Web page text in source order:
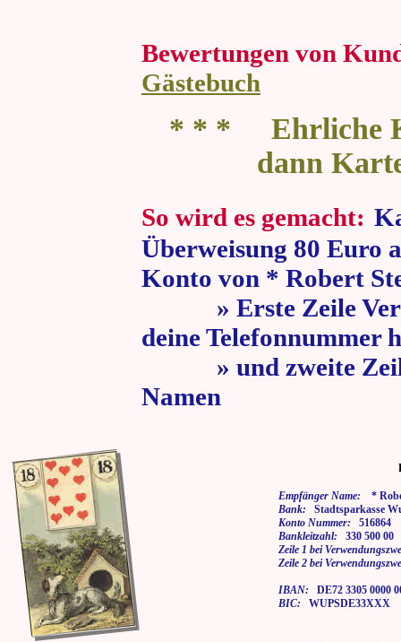
Bewertungen von
Gästebuch
* * * Ehrliche
dann
So wird es gemacht:
Überweisung 80 Euro
Konto von * Robert
» Erste Zeile
deine Telefonnummer
» und zweite Zeile
Namen
Empfänger Name: *
Bank: Stadtsparkasse
Konto Nummer: 516864
Bankleitzahl: 330 500 00
Zeile 1 bei
Zeile 2 bei
IBAN: DE72 3305 0000
BIC: WUPSDE33XXX